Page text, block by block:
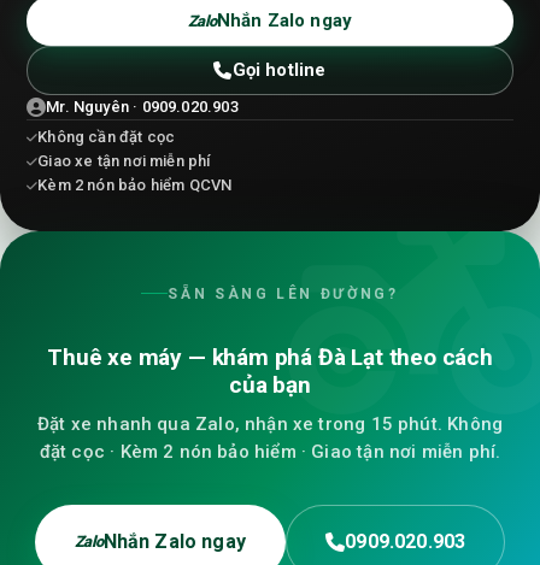
ZaloNhắn Zalo ngay
Gọi hotline
Mr. Nguyên · 0909.020.903
Không cần đặt cọc
Giao xe tận nơi miễn phí
Kèm 2 nón bảo hiểm QCVN
SẴN SÀNG LÊN ĐƯỜNG?
Thuê xe máy — khám phá Đà Lạt theo cách
của bạn
Đặt xe nhanh qua Zalo, nhận xe trong 15 phút. Không
đặt cọc · Kèm 2 nón bảo hiểm · Giao tận nơi miễn phí.
ZaloNhắn Zalo ngay 0909.020.903